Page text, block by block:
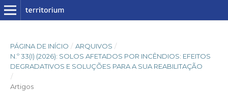
PÁGINA DE INÍCIO / ARQUIVOS /
N.º 33(I) (2026): SOLOS AFETADOS POR INCÊNDIOS: EFEITOS
DEGRADATIVOS E SOLUÇÕES PARA A SUA REABILITAÇÃO
/
Artigos